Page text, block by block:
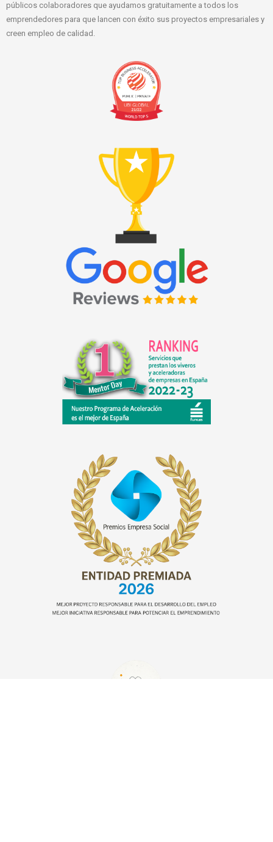
públicos colaboradores que ayudamos gratuitamente a todos los
emprendedores para que lancen con éxito sus proyectos empresariales y
creen empleo de calidad.